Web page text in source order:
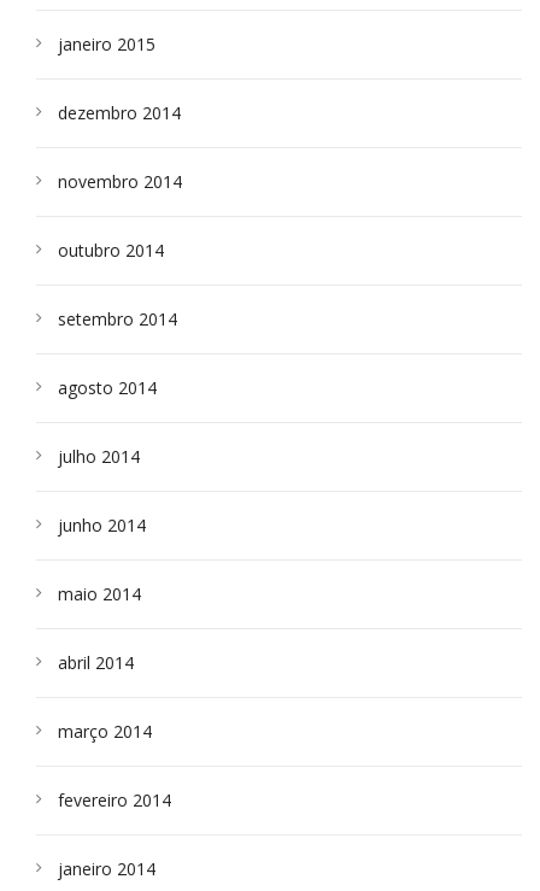
janeiro 2015
dezembro 2014
novembro 2014
outubro 2014
setembro 2014
agosto 2014
julho 2014
junho 2014
maio 2014
abril 2014
março 2014
fevereiro 2014
janeiro 2014